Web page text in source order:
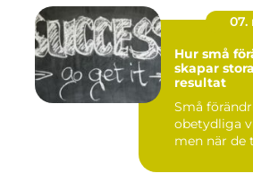
07.
Hur små
skapar
resultat
Små
obetydliga
men när de